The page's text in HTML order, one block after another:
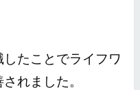
たことでライフワ
れました。